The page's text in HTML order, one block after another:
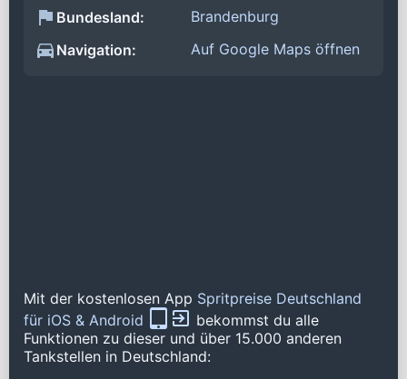
Bundesland:
Brandenburg
Navigation:
Auf Google Maps öffnen
Mit der kostenlosen App Spritpreise Deutschland
für iOS & Android
bekommst du alle
Funktionen zu dieser und über 15.000 anderen
Tankstellen in Deutschland: